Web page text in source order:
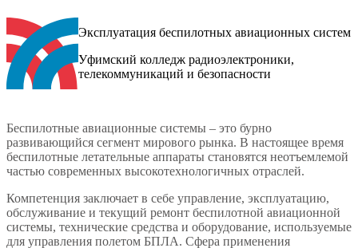
Эксплуатация беспилотных авиационных систем
Уфимский колледж радиоэлектроники,
телекоммуникаций и безопасности
Беспилотные авиационные системы – это бурно
развивающийся сегмент мирового рынка. В настоящее время
беспилотные летательные аппараты становятся неотъемлемой
частью современных высокотехнологичных отраслей.
Компетенция заключает в себе управление, эксплуатацию,
обслуживание и текущий ремонт беспилотной авиационной
системы, технические средства и оборудование, используемые
для управления полетом БПЛА. Сфера применения